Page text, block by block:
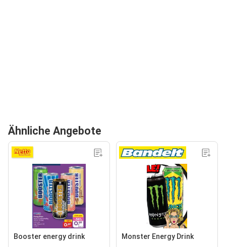
Ähnliche Angebote
Booster energy drink Monster Energy Drink